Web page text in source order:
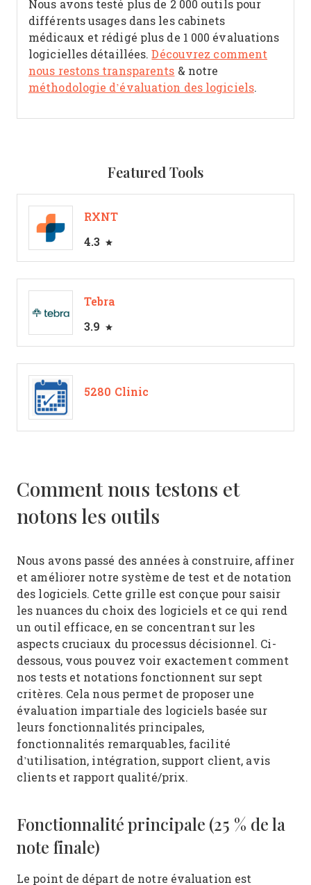
Nous avons testé plus de 2 000 outils pour
différents usages dans les cabinets
médicaux et rédigé plus de 1 000 évaluations
logicielles détaillées.Découvrez comment
nous restons transparents & notre
méthodologie d’évaluation des logiciels.
Featured Tools
RXNT
4.3
Tebra
3.9
5280 Clinic
Comment nous testons et
notons les outils
Nous avons passé des années à construire, affiner
et améliorer notre système de test et de notation
des logiciels. Cette grille est conçue pour saisir
les nuances du choix des logiciels et ce qui rend
un outil efficace, en se concentrant sur les
aspects cruciaux du processus décisionnel. Ci-
dessous, vous pouvez voir exactement comment
nos tests et notations fonctionnent sur sept
critères. Cela nous permet de proposer une
évaluation impartiale des logiciels basée sur
leurs fonctionnalités principales,
fonctionnalités remarquables, facilité
d’utilisation, intégration, support client, avis
clients et rapport qualité/prix.
Fonctionnalité principale (25 % de la
note finale)
Le point de départ de notre évaluation est